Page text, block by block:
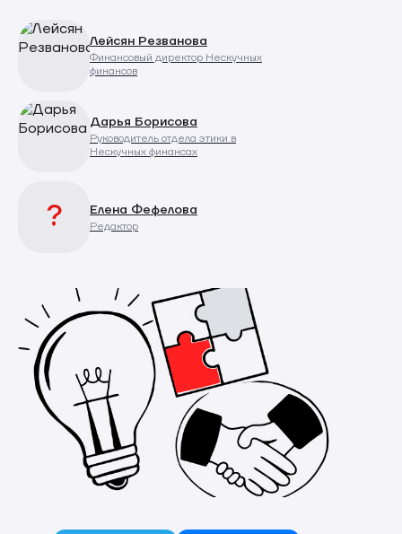
Лейсян Резванова
Финансовый директор Нескучных
финансов
Дарья Борисова
Руководитель отдела этики в
Нескучных финансах
? Елена Фефелова
Редактор